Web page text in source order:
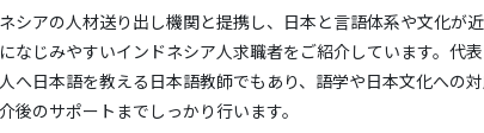
シアの人材送り出し機関と提携し、日本と言語体系や文化が
なじみやすいインドネシア人求職者をご紹介しています。代
へ日本語を教える日本語教師でもあり、語学や日本文化への
後のサポートまでしっかり行います。